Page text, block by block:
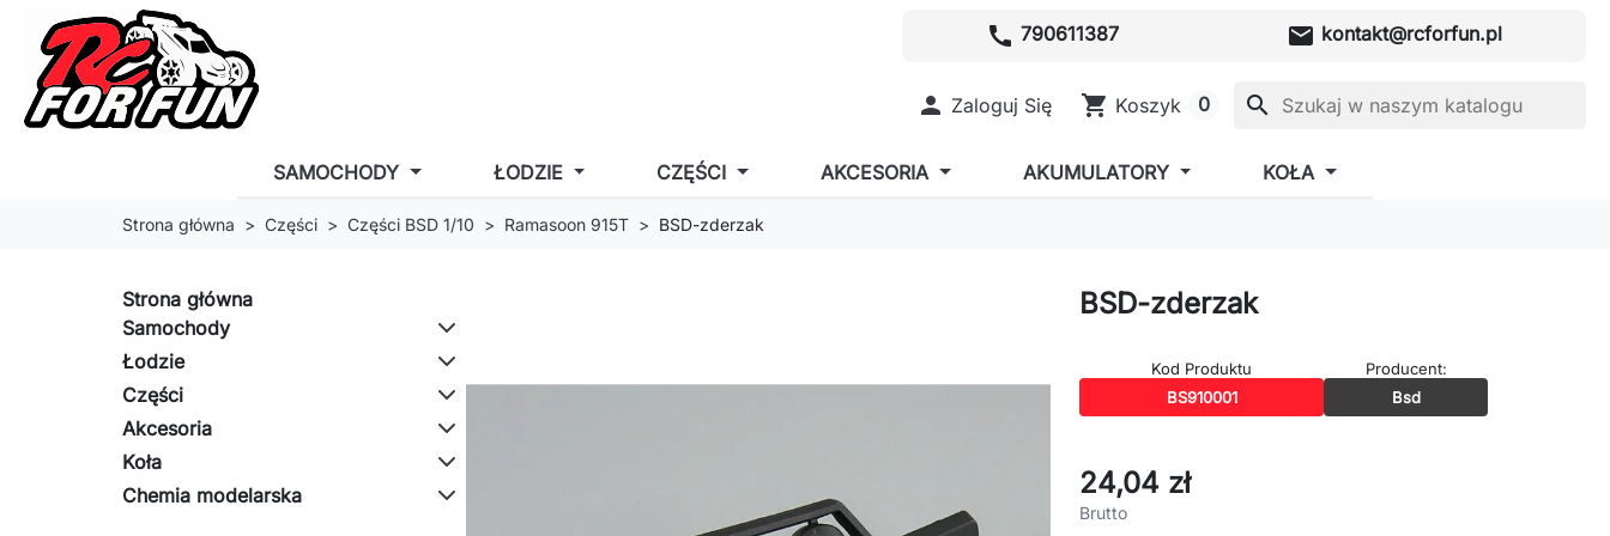
call 790611387 mail kontakt@rcforfun.pl
 Zaloguj Się shopping_cart Koszyk 0 search
SAMOCHODY ŁODZIE CZĘŚCI AKCESORIA AKUMULATORY KOŁA
Strona główna Części Części BSD 1/10 Ramasoon 915T BSD-zderzak
Strona główna
Samochody
Łodzie
Części
Akcesoria
Koła
Chemia modelarska
BSD-zderzak
Kod Produktu
BS910001
Producent:
Bsd
24,04 zł
Brutto